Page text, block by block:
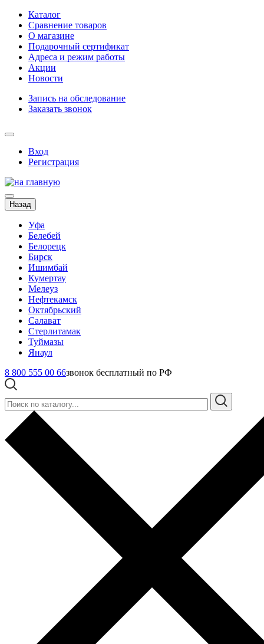
Каталог
Сравнение товаров
О магазине
Подарочный сертификат
Адреса и режим работы
Акции
Новости
Запись на обследование
Заказать звонок
Вход
Регистрация
Назад
Уфа
Белебей
Белорецк
Бирск
Ишимбай
Кумертау
Мелеуз
Нефтекамск
Октябрьский
Салават
Стерлитамак
Туймазы
Янаул
8 800 555 00 66звонок бесплатный по РФ